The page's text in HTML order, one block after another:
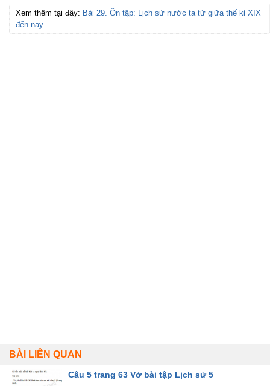
Xem thêm tại đây: Bài 29. Ôn tập: Lịch sử nước ta từ giữa thế kỉ XIX
đến nay
BÀI LIÊN QUAN
Câu 5 trang 63 Vở bài tập Lịch sử 5